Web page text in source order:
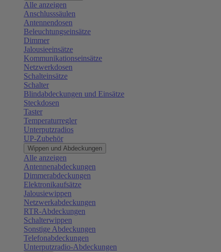
Alle anzeigen
Anschlusssäulen
Antennendosen
Beleuchtungseinsätze
Dimmer
Jalousieeinsätze
Kommunikationseinsätze
Netzwerkdosen
Schalteinsätze
Schalter
Blindabdeckungen und Einsätze
Steckdosen
Taster
Temperaturregler
Unterputzradios
UP-Zubehör
Wippen und Abdeckungen
Alle anzeigen
Antennenabdeckungen
Dimmerabdeckungen
Elektronikaufsätze
Jalousiewippen
Netzwerkabdeckungen
RTR-Abdeckungen
Schalterwippen
Sonstige Abdeckungen
Telefonabdeckungen
Unterputzradio-Abdeckungen